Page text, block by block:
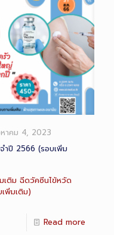
าคม 4, 2023
ปี 2566 (รอบเพิ่ม
เติม ฉีดวัคซีนไข้หวัด
พิ่มเติม)
Read more